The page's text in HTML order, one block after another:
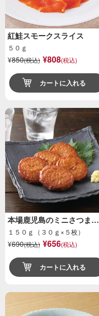
紅鮭スモークスライス
５０ｇ
¥850(税込) ¥808(税込)
カートに入れる
本場鹿児島のミニさつま…
１５０ｇ（３０ｇ×５枚）
¥690(税込) ¥656(税込)
カートに入れる